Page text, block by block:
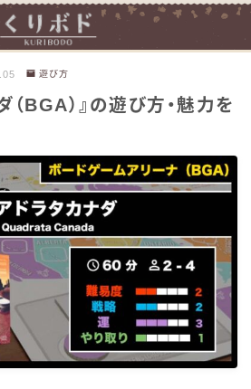
遊び方
（BGA）』の遊び方・魅力を